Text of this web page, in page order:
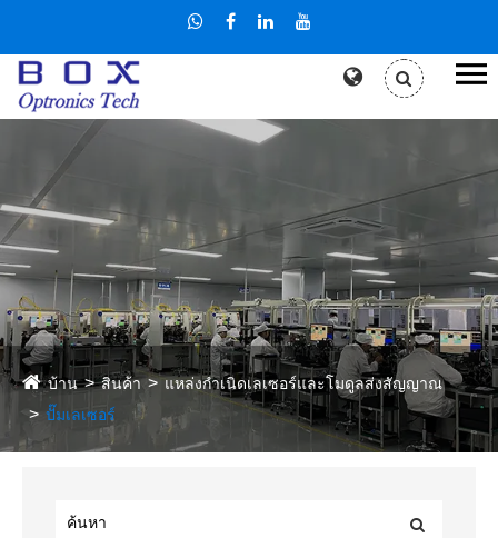
บ้าน สินค้า
แหล่งกำเนิดเลเซอร์และโมดูลส่งสัญญาณ
ปั๊มเลเซอร์